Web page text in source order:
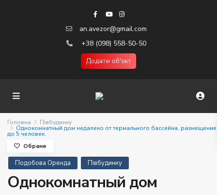
an.avezor@gmail.com
+38 (098) 558-50-50
Додати об'єкт
Головна Півбудинку
Однокомнатный дом недалеко от термального бассейна, размещение
до 5 человек.
Подобова Оренда Півбудинку
Однокомнатный дом
Обране